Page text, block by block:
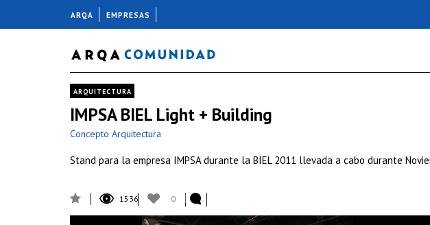
ARQUITECTURA
IMPSA BIEL Light + Building
Concepto Arquitectura
Stand para la empresa IMPSA durante la BIEL 2011 llevada a cabo durante
1536 0
ARQA EMPRESAS